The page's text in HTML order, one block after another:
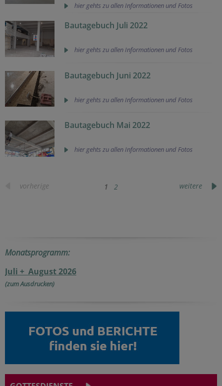
hier gehts zu allen Informationen und Fotos
Bautagebuch Juli 2022
hier gehts zu allen Informationen und Fotos
Bautagebuch Juni 2022
hier gehts zu allen Informationen und Fotos
Bautagebuch Mai 2022
hier gehts zu allen Informationen und Fotos
vorherige 1 2 weitere
Monatsprogramm:
Juli + August 2026
(zum Ausdrucken)